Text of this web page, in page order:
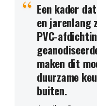
Een kader
en jarenlang
PVC-
maken dit
duurzame
buiten.